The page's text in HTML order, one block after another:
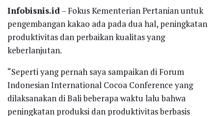
Infobisnis.id – Fokus Kementerian Pertanian untuk
pengembangan kakao ada pada dua hal, peningkatan
produktivitas dan perbaikan kualitas yang
keberlanjutan.
“Seperti yang pernah saya sampaikan di Forum
Indonesian International Cocoa Conference yang
dilaksanakan di Bali beberapa waktu lalu bahwa
peningkatan produksi dan produktivitas berbasis